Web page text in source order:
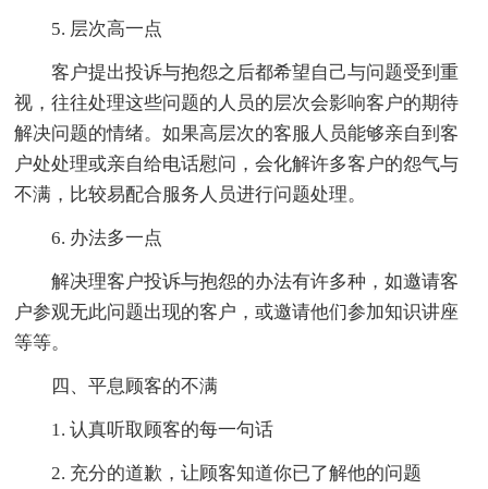
5. 层次高一点
客户提出投诉与抱怨之后都希望自己与问题受到重
视，往往处理这些问题的人员的层次会影响客户的期待
解决问题的情绪。如果高层次的客服人员能够亲自到客
户处处理或亲自给电话慰问，会化解许多客户的怨气与
不满，比较易配合服务人员进行问题处理。
6. 办法多一点
解决理客户投诉与抱怨的办法有许多种，如邀请客
户参观无此问题出现的客户，或邀请他们参加知识讲座
等等。
四、平息顾客的不满
1. 认真听取顾客的每一句话
2. 充分的道歉，让顾客知道你已了解他的问题